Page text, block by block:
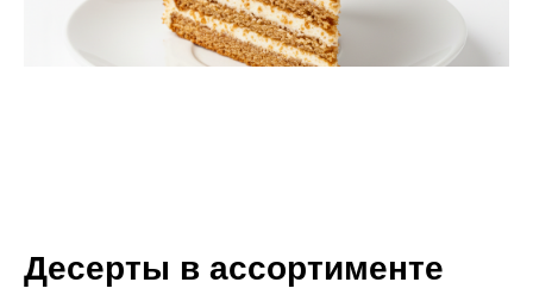
Десерты в ассортименте